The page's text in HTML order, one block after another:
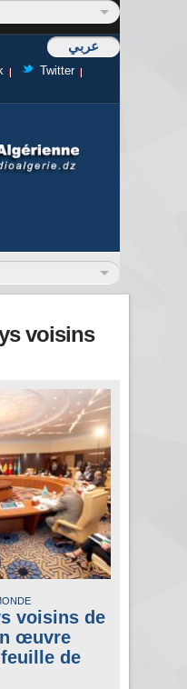
عربي
Twitter
voisins
voisins de
œuvre
de